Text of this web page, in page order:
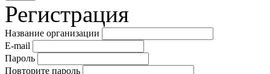
Регистрация
Название организации
E-mail
Пароль
Повторите пароль